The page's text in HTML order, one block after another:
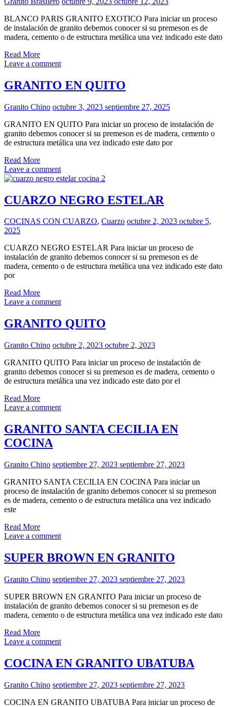
BLANCO PARIS GRANITO EXOTICO Para iniciar un proceso
de instalación de granito debemos conocer si su premeson es de
madera, cemento o de estructura metálica una vez indicado este dato
Read More
Leave a comment
GRANITO EN QUITO
Granito Chino octubre 3, 2023 septiembre 27, 2025
GRANITO EN QUITO Para iniciar un proceso de instalación de
granito debemos conocer si su premeson es de madera, cemento o
de estructura metálica una vez indicado este dato por
Read More
Leave a comment
CUARZO NEGRO ESTELAR
COCINAS CON CUARZO, Cuarzo octubre 2, 2023 octubre 5,
2025
CUARZO NEGRO ESTELAR Para iniciar un proceso de
instalación de granito debemos conocer si su premeson es de
madera, cemento o de estructura metálica una vez indicado este dato
por
Read More
Leave a comment
GRANITO QUITO
Granito Chino octubre 2, 2023 octubre 2, 2023
GRANITO QUITO Para iniciar un proceso de instalación de
granito debemos conocer si su premeson es de madera, cemento o
de estructura metálica una vez indicado este dato por el
Read More
Leave a comment
GRANITO SANTA CECILIA EN
COCINA
Granito Chino septiembre 27, 2023 septiembre 27, 2023
GRANITO SANTA CECILIA EN COCINA Para iniciar un
proceso de instalación de granito debemos conocer si su premeson
es de madera, cemento o de estructura metálica una vez indicado
este
Read More
Leave a comment
SUPER BROWN EN GRANITO
Granito Chino septiembre 27, 2023 septiembre 27, 2023
SUPER BROWN EN GRANITO Para iniciar un proceso de
instalación de granito debemos conocer si su premeson es de
madera, cemento o de estructura metálica una vez indicado este dato
Read More
Leave a comment
COCINA EN GRANITO UBATUBA
Granito Chino septiembre 27, 2023 septiembre 27, 2023
COCINA EN GRANITO UBATUBA Para iniciar un proceso de